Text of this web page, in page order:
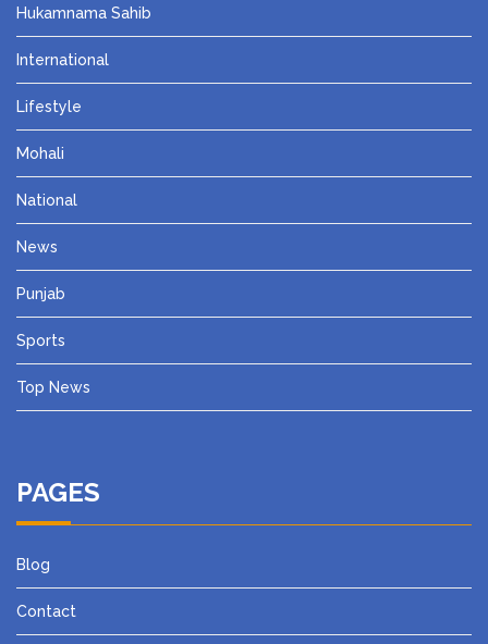
Hukamnama Sahib
International
Lifestyle
Mohali
National
News
Punjab
Sports
Top News
PAGES
Blog
Contact